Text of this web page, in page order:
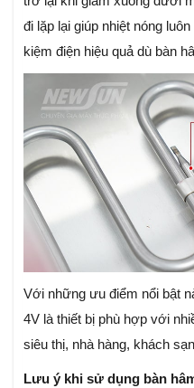
đi lặp lại giúp nhiệt nóng
kiệm điện hiệu quả dù bàn
Với những ưu điểm nổi bật
4V là thiết bị phù hợp với
siêu thị, nhà hàng, khách
Lưu ý khi sử dụng bàn